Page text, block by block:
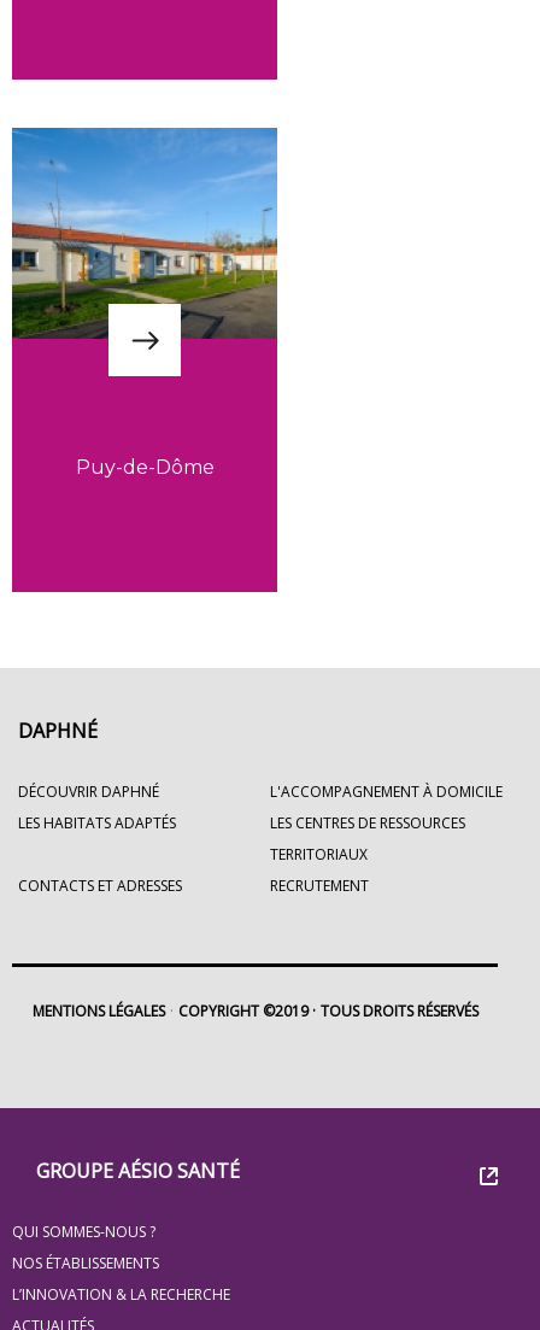
Puy-de-Dôme
Groupe
Eovi
pour
les
GROUPE AÉSIO SANTÉ
QUI SOMMES-NOUS ?
NOS ÉTABLISSEMENTS
L’INNOVATION & LA RECHERCHE
ACTUALITÉS
DAPHNÉ
DÉCOUVRIR DAPHNÉ
L'ACCOMPAGNEMENT À DOMICILE
LES HABITATS ADAPTÉS
LES CENTRES DE RESSOURCES
TERRITORIAUX
CONTACTS ET ADRESSES
RECRUTEMENT
MENTIONS LÉGALES COPYRIGHT ©2019 TOUS DROITS RÉSERVÉS